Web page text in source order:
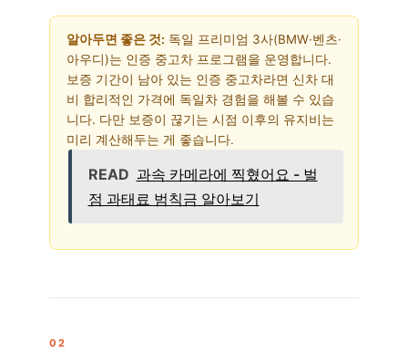
알아두면 좋은 것: 독일 프리미엄 3사(BMW·벤츠·
아우디)는 인증 중고차 프로그램을 운영합니다.
보증 기간이 남아 있는 인증 중고차라면 신차 대
비 합리적인 가격에 독일차 경험을 해볼 수 있습
니다. 다만 보증이 끊기는 시점 이후의 유지비는
미리 계산해두는 게 좋습니다.
READ 과속 카메라에 찍혔어요 - 벌
점 과태료 범칙금 알아보기
02